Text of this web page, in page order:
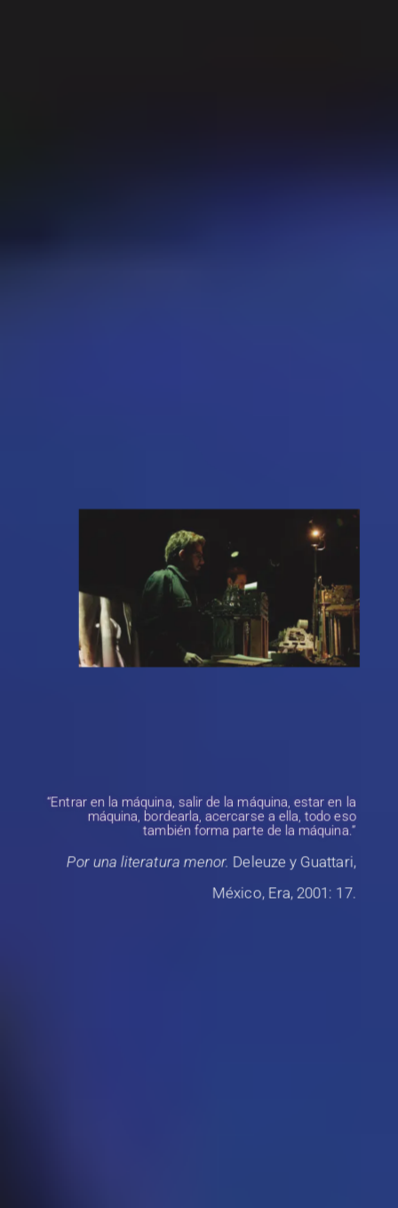
“Entrar en la máquina, salir de la máquina, estar en la
máquina, bordearla, acercarse a ella, todo eso
también forma parte de la máquina.”
Por una literatura menor. Deleuze y Guattari,
México, Era, 2001: 17.